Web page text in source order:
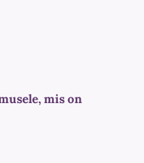
mis on
€